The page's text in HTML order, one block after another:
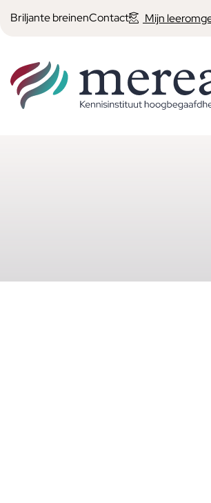
Briljante breinenContact Mijn